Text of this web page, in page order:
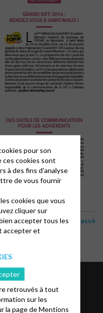
Non classé
utiles
bibliques et
pour son
cookies sont
à des fins d'analyse
de vous fournir
cookies que vous
cliquer sur
accepter tous les
accepter et
retrouvés à tout
sur les
la page deMentions